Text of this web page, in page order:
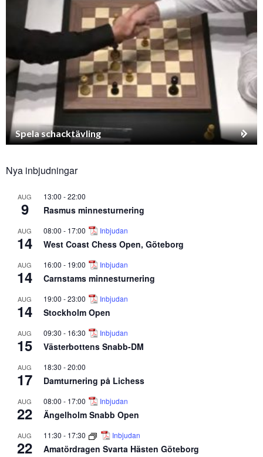
Spela schacktävling
Nya inbjudningar
AUG
9
13:00 -22:00
Rasmus minnesturnering
AUG
14
08:00 - 17:00 Inbjudan
West Coast Chess Open, Göteborg
AUG
14
16:00 - 19:00 Inbjudan
Carnstams minnesturnering
AUG
14
19:00 -23:00 Inbjudan
Stockholm Open
AUG
15
09:30 - 16:30 Inbjudan
Västerbottens Snabb-DM
AUG
17
18:30 -20:00
Damturnering på Lichess
AUG
22
08:00 - 17:00 Inbjudan
Ängelholm Snabb Open
AUG
22
11:30 - 17:30 Inbjudan
Amatördragen Svarta Hästen Göteborg